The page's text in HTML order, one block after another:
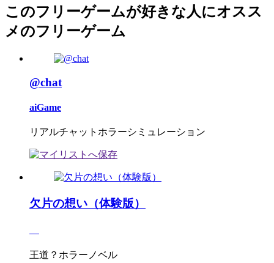
このフリーゲームが好きな人にオスス
メのフリーゲーム
@chat
aiGame
リアルチャットホラーシミュレーション
欠片の想い（体験版）
王道？ホラーノベル